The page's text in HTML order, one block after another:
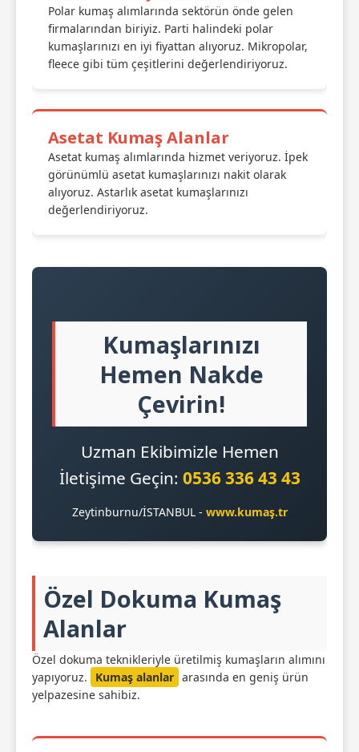
Polar kumaş alımlarında sektörün önde gelen
firmalarından biriyiz. Parti halindeki polar
kumaşlarınızı en iyi fiyattan alıyoruz. Mikropolar,
fleece gibi tüm çeşitlerini değerlendiriyoruz.
Asetat Kumaş Alanlar
Asetat kumaş alımlarında hizmet veriyoruz. İpek
görünümlü asetat kumaşlarınızı nakit olarak
alıyoruz. Astarlık asetat kumaşlarınızı
değerlendiriyoruz.
Kumaşlarınızı
Hemen Nakde
Çevirin!
Uzman Ekibimizle Hemen
İletişime Geçin: 0536 336 43 43
Zeytinburnu/İSTANBUL - www.kumaş.tr
Özel Dokuma Kumaş
Alanlar
Özel dokuma teknikleriyle üretilmiş kumaşların alımını
yapıyoruz.
Kumaş alanlar arasında en geniş ürün
yelpazesine sahibiz.